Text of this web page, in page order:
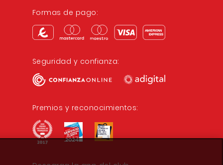
Formas de pago:
Seguridad y confianza:
Premios y reconocimientos: